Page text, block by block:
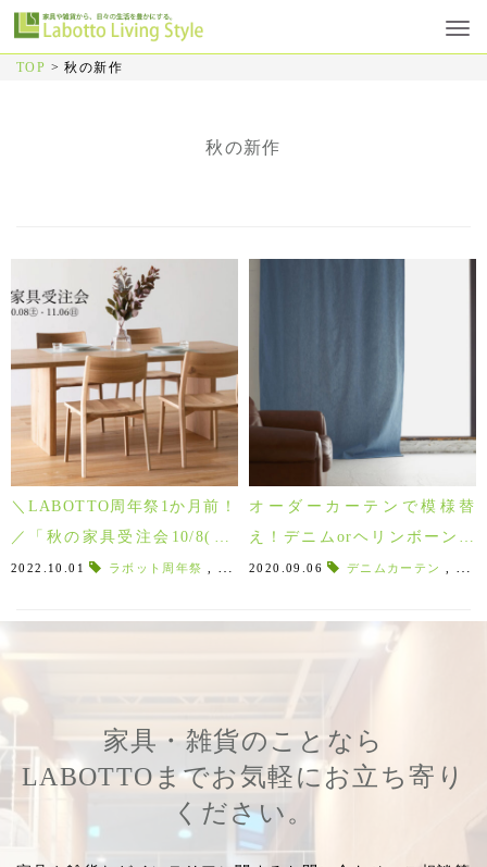
TOP >秋の新作
秋の新作
＼LABOTTO周年祭1か月前！
／「秋の家具受注会10/8(土)
～」
2022.10.01 ラボット周年祭 秋の新作, グレーインテリア,Labotto
オーダーカーテンで模様替
え！デニムorヘリンボーンの
オーダーカーテン♪
2020.09.06 デニムカーテン
家具・雑貨のことなら
LABOTTOまでお気軽にお立ち寄り
ください。